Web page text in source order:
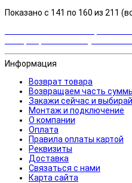
Показано с 141 по 160 из 211
Информация
Возврат товара
Возвращаем часть
Закажи сейчас и
Монтаж и подключение
О компании
Оплата
Правила оплаты картой
Реквизиты
Доставка
Связаться с нами
Карта сайта